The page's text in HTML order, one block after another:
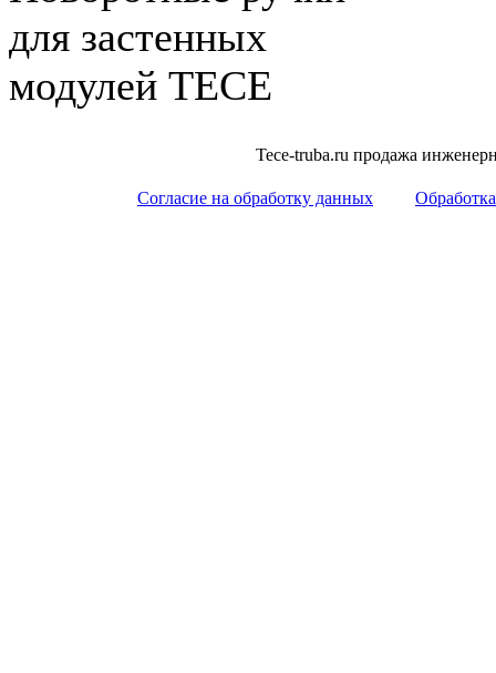
для застенных
модулей ТЕСЕ
Tece-truba.ru продажа
Согласие на обработку данных